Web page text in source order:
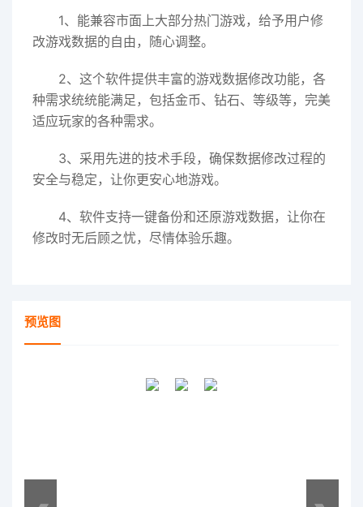
1、能兼容市面上大部分热门游戏，给予用户修
改游戏数据的自由，随心调整。
2、这个软件提供丰富的游戏数据修改功能，各
种需求统统能满足，包括金币、钻石、等级等，完美
适应玩家的各种需求。
3、采用先进的技术手段，确保数据修改过程的
安全与稳定，让你更安心地游戏。
4、软件支持一键备份和还原游戏数据，让你在
修改时无后顾之忧，尽情体验乐趣。
预览图